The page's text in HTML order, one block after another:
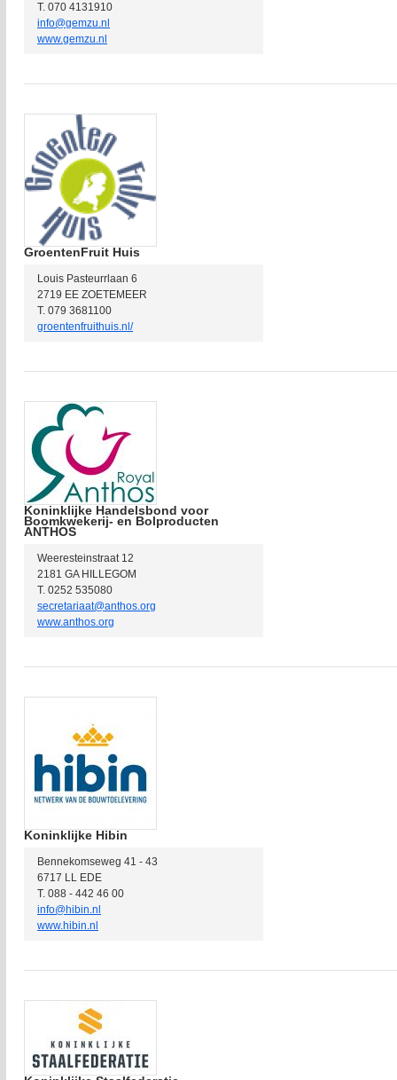
T. 070 4131910
info@gemzu.nl
www.gemzu.nl
GroentenFruit Huis
Louis Pasteurrlaan 6
2719 EE ZOETEMEER
T. 079 3681100
groentenfruithuis.nl/
Koninklijke Handelsbond voor
Boomkwekerij- en Bolproducten
ANTHOS
Weeresteinstraat 12
2181 GA HILLEGOM
T. 0252 535080
secretariaat@anthos.org
www.anthos.org
Koninklijke Hibin
Bennekomseweg 41 - 43
6717 LL EDE
T. 088 - 442 46 00
info@hibin.nl
www.hibin.nl